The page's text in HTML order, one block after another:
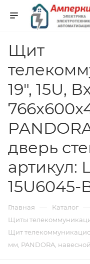
Щит
19", 15U,
дверь
артикул:
15U6045-
Главная — Каталог —
Щиты
Щит
мм, PANDORA,